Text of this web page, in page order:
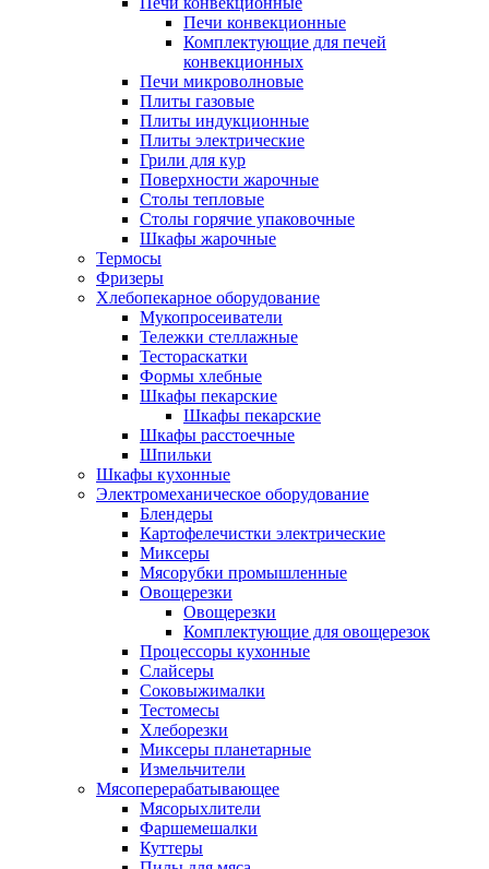
Печи конвекционные
Комплектующие для печей
конвекционных
Печи микроволновые
Плиты газовые
Плиты индукционные
Плиты электрические
Грили для кур
Поверхности жарочные
Столы тепловые
Столы горячие упаковочные
Шкафы жарочные
Термосы
Фризеры
Хлебопекарное оборудование
Мукопросеиватели
Тележки стеллажные
Тестораскатки
Формы хлебные
Шкафы пекарские
Шкафы пекарские
Шкафы расстоечные
Шпильки
Шкафы кухонные
Электромеханическое оборудование
Блендеры
Картофелечистки электрические
Миксеры
Мясорубки промышленные
Овощерезки
Овощерезки
Комплектующие для овощерезок
Процессоры кухонные
Слайсеры
Соковыжималки
Тестомесы
Хлеборезки
Миксеры планетарные
Измельчители
Мясоперерабатывающее
Мясорыхлители
Фаршемешалки
Куттеры